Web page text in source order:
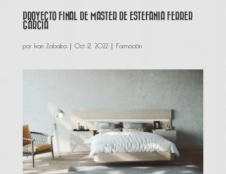
PROYECTO FINAL DE MASTER DE ESTEFANIA FERRER
GARCIA
por Ivan Zabalza| Oct 12, 2022| Formación